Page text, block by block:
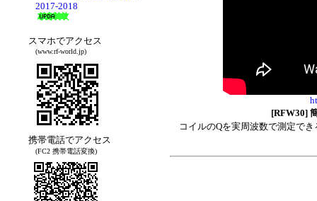
2017-2018
スマホでアクセス
(www.rf-world.jp)
携帯電話でアクセス
(FC2 携帯電話変換)
[RFW30]
コイルのQを実周波数で測定で